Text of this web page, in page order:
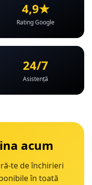
4,9★
Rating Google
24/7
Asistență
acum
te de închirieri
în toată